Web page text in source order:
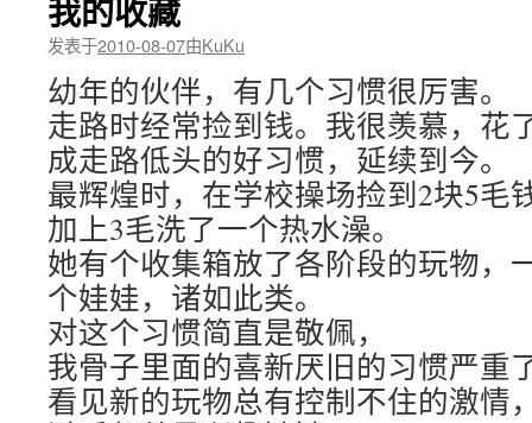
我的收藏
发表于2010-08-07由KuKu
幼年的伙伴，有几个习惯很厉害。
走路时经常捡到钱。我很羡慕，花
成走路低头的好习惯，延续到今。
最辉煌时，在学校操场捡到2块5毛
加上3毛洗了一个热水澡。
她有个收集箱放了各阶段的玩物，
个娃娃，诸如此类。
对这个习惯简直是敬佩，
我骨子里面的喜新厌旧的习惯严重
看见新的玩物总有控制不住的激情